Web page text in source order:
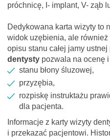
próchnicę, I- implant, V- ząb
Dedykowana karta wizyty to
widok uzębienia, ale
opisu stanu całej jamy ustnej
dentysty pozwala na ocenę
stanu błony śluzowej,
przyzębia,
rozpiskę instruktażu
dla pacjenta.
Informacje z karty wizyty
i przekazać pacjentowi.